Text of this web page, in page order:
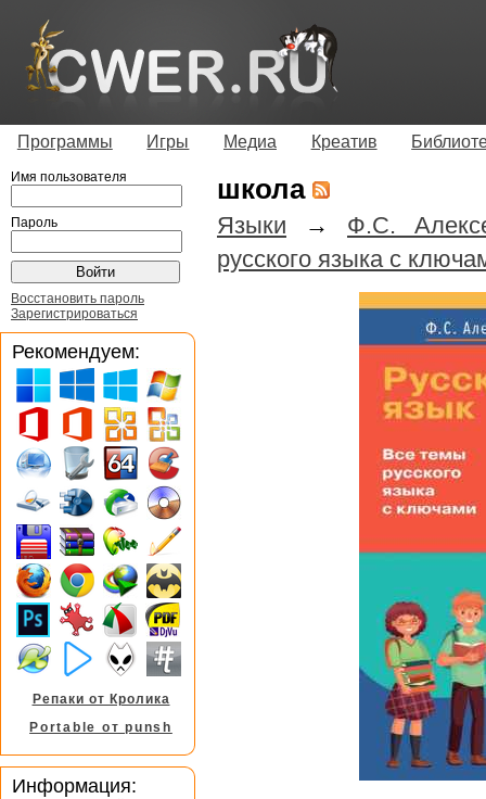
Программы Игры Медиа Креатив
школа
Языки → Ф.С.
русского языка с
Имя пользователя
Пароль
Восстановить пароль
Зарегистрироваться
Рекомендуем:
Репаки от Кролика
Portable от punsh
Информация: